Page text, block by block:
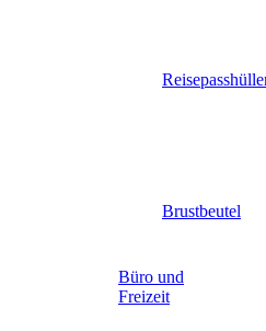
Brustbeutel
Büro und
Freizeit